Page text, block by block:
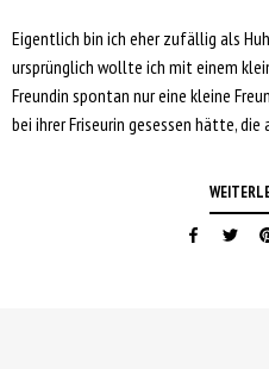
Eigentlich bin ich eher zufällig als
ursprünglich wollte ich mit einem
Freundin spontan nur eine kleine
bei ihrer Friseurin gesessen hätte,